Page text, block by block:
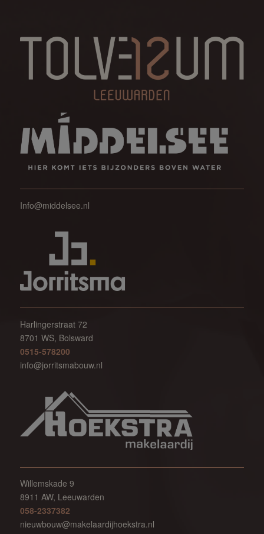
Info@middelsee.nl
Harlingerstraat 72
8701 WS, Bolsward
0515-578200
info@jorritsmabouw.nl
Willemskade 9
8911 AW, Leeuwarden
058-2337382
nieuwbouw@makelaardijhoekstra.nl